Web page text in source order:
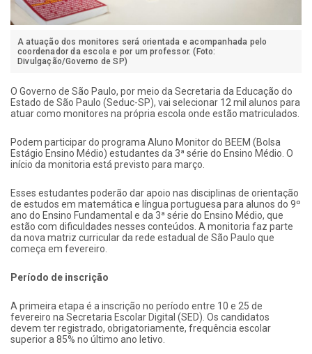
A atuação dos monitores será orientada e acompanhada pelo
coordenador da escola e por um professor. (Foto:
Divulgação/Governo de SP)
O Governo de São Paulo, por meio da Secretaria da Educação do
Estado de São Paulo (Seduc-SP), vai selecionar 12 mil alunos para
atuar como monitores na própria escola onde estão matriculados.
Podem participar do programa Aluno Monitor do BEEM (Bolsa
Estágio Ensino Médio) estudantes da 3ª série do Ensino Médio. O
início da monitoria está previsto para março.
Esses estudantes poderão dar apoio nas disciplinas de orientação
de estudos em matemática e língua portuguesa para alunos do 9º
ano do Ensino Fundamental e da 3ª série do Ensino Médio, que
estão com dificuldades nesses conteúdos. A monitoria faz parte
da nova matriz curricular da rede estadual de São Paulo que
começa em fevereiro.
Período de inscrição
A primeira etapa é a inscrição no período entre 10 e 25 de
fevereiro na Secretaria Escolar Digital (SED). Os candidatos
devem ter registrado, obrigatoriamente, frequência escolar
superior a 85% no último ano letivo.